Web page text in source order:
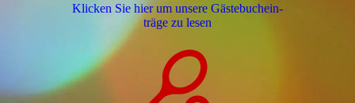
Klicken Sie hier um unsere Gäs­te­buch­ein­
trä­ge zu lesen